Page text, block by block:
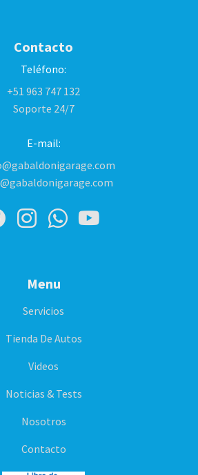
Contacto
Teléfono:
+51 963 747 132
Soporte 24/7
E-mail:
Menu
Servicios
Tienda De Autos
Videos
Noticias & Tests
Nosotros
Contacto